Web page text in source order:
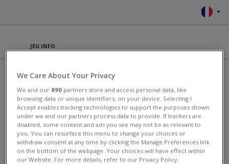
JEU INFO
LADYPOPULAR
Bienvenue à Lady Popular Fashion Arena ! Le jeu de mode le plus
amusant et le plus populaire pour les filles et les femmes !Rejoins
notre communauté de fashionnista pour te faire des amies, exprimer
ton style unique, te mesurer à d'autres joueuses pour conquérir les
podiums Fashion !Dans ce jeu de mode, tu peux créer le style de vie
que tu as toujours rêvé et vivre une vie de beauté et de haute couture
We Care About Your Privacy
We and our 890 partners store and access personal data, like
browsing data or unique identifiers, on your device. Selecting I
Accept enables tracking technologies to support the purposes shown
under we and our partners process data to provide. If trackers are
disabled, some content and ads you see may not be as relevant to
you. You can resurface this menu to change your choices or
withdraw consent at any time by clicking the Manage Preferences link
on the bottom of the webpage. Your choices will have effect within
our Website. For more details, refer to our Privacy Policy.